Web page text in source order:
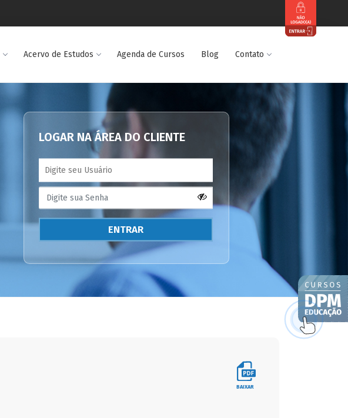
Acervo de Estudos Agenda de Cursos Blog Contato
LOGAR NA ÁREA DO CLIENTE
ENTRAR
BAIXAR